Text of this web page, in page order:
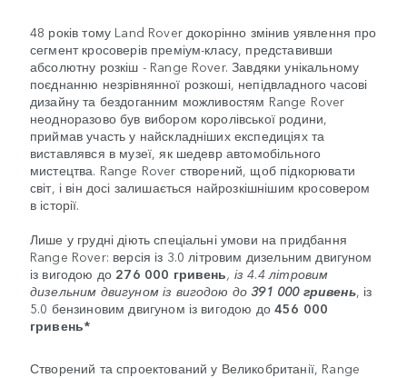
48 років тому Land Rover докорінно змінив уявлення про
сегмент кросоверів преміум-класу, представивши
абсолютну розкіш - Range Rover. Завдяки унікальному
поєднанню незрівнянної розкоші, непідвладного часові
дизайну та бездоганним можливостям Range Rover
неодноразово був вибором королівської родини,
приймав участь у найскладніших експедиціях та
виставлявся в музеї, як шедевр автомобільного
мистецтва. Range Rover створений, щоб підкорювати
світ, і він досі залишається найрозкішнішим кросовером
в історії.
Лише у грудні діють спеціальні умови на придбання
Range Rover: версія із 3.0 літровим дизельним двигуном
із вигодою до 276 000 гривень, із 4.4 літровим
дизельним двигуном із вигодою до391 000 гривень, із
5.0 бензиновим двигуном із вигодою до456 000
гривень*
Створений та спроектований у Великобританії, Range